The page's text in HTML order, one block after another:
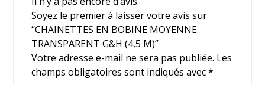
Soyez le premier à laisser votre avis sur
“CHAINETTES EN BOBINE MOYENNE
TRANSPARENT G&H (4,5 M)”
Votre adresse e-mail ne sera pas publiée. Les
champs obligatoires sont indiqués avec*